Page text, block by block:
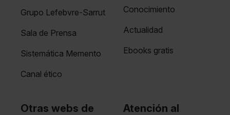
Grupo Lefebvre-Sarrut
Sala de Prensa
Sistemática Memento
Canal ético
Conocimiento
Actualidad
Ebooks gratis
Otras webs de
Atención al